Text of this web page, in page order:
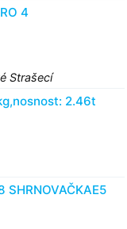
4
Strašecí
2.46t
SHRNOVAČKAE5